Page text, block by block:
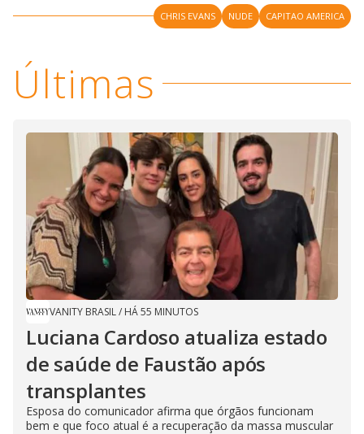
CHRIS EVANS NUDE CAPITAO AMERICA
Últimas
VANITY BRASIL/ HÁ 55 MINUTOS
Luciana Cardoso atualiza estado
de saúde de Faustão após
transplantes
Esposa do comunicador afirma que órgãos funcionam
bem e que foco atual é a recuperação da massa muscular